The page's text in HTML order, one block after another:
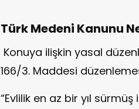
Türk Medeni Kanunu
Konuya ilişkin yasal
166/3. Maddesi
“Evlilik en az bir yıl